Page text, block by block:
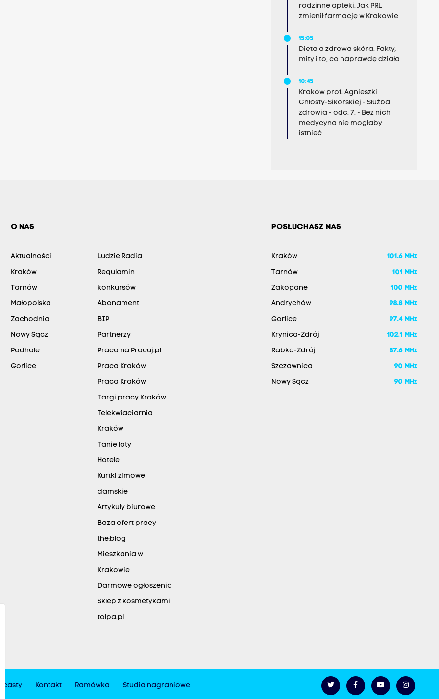
rodzinne apteki. Jak PRL
zmienił farmację w Krakowie
15:05
Dieta a zdrowa skóra. Fakty,
mity i to, co naprawdę działa
10:45
Kraków prof. Agnieszki
Chłosty-Sikorskiej - Służba
zdrowia - odc. 7. - Bez nich
medycyna nie mogłaby
istnieć
O NAS
Aktualności
Kraków
Tarnów
Małopolska
Zachodnia
Nowy Sącz
Podhale
Gorlice
Ludzie Radia
Regulamin
konkursów
Abonament
BIP
Partnerzy
Praca na Pracuj.pl
Praca Kraków
Praca Kraków
Targi pracy Kraków
Telekwiaciarnia
Kraków
Tanie loty
Hotele
Kurtki zimowe
damskie
Artykuły biurowe
Baza ofert pracy
the:blog
Mieszkania w
Krakowie
Darmowe ogłoszenia
Sklep z kosmetykami
tolpa.pl
POSŁUCHASZ NAS
Kraków 101.6 MHz
Tarnów 101 MHz
Zakopane 100 MHz
Andrychów 98.8 MHz
Gorlice 97.4 MHz
Krynica-Zdrój 102.1 MHz
Rabka-Zdrój 87.6 MHz
Szczawnica 90 MHz
Nowy Sącz 90 MHz
Kontakt Ramówka Studia nagraniowe